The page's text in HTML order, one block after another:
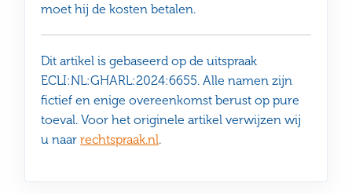
moet hij de kosten betalen.
Dit artikel is gebaseerd op de uitspraak
ECLI:NL:GHARL:2024:6655. Alle namen zijn
fictief en enige overeenkomst berust op pure
toeval. Voor het originele artikel verwijzen wij
u naarrechtspraak.nl.